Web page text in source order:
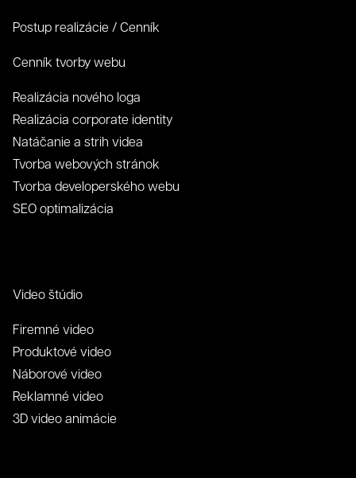
Postup realizácie / Cenník
Cenník tvorby webu
Realizácia nového loga
Realizácia corporate identity
Natáčanie a strih videa
Tvorba webových stránok
Tvorba developerského webu
SEO optimalizácia
Video štúdio
Firemné video
Produktové video
Náborové video
Reklamné video
3D video animácie